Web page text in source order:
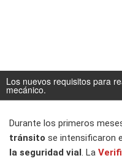
Los nuevos requisitos para
mecánico.
Durante los primeros
tránsito se intensificaron
la seguridad vial. La